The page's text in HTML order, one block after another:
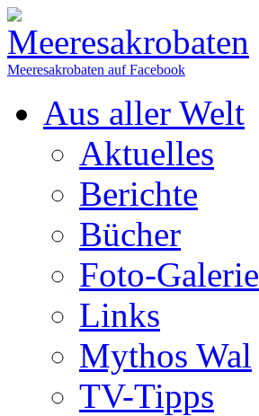
Meeresakrobaten auf Facebook
Aus aller Welt
Aktuelles
Berichte
Bücher
Foto-Galerie
Links
Mythos Wal
TV-Tipps